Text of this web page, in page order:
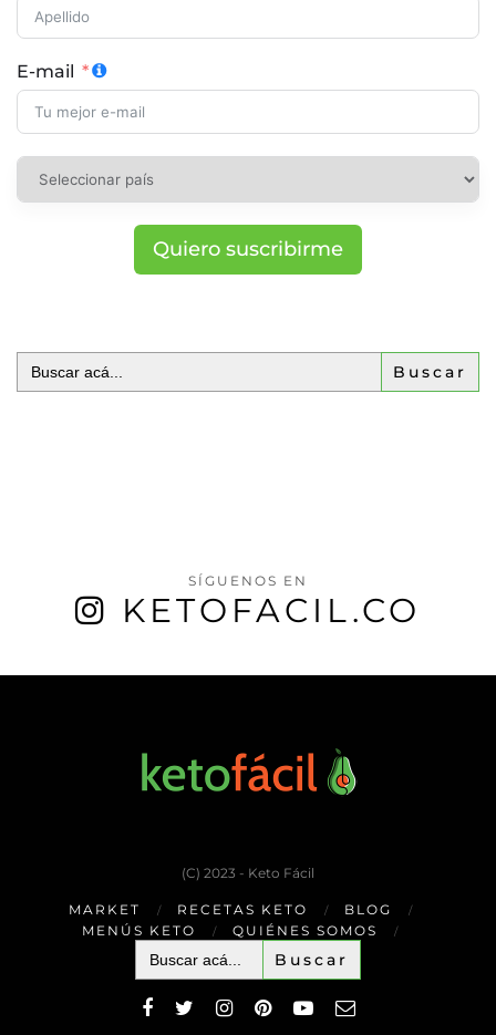
E-mail
Quiero suscribirme
Buscar:
SÍGUENOS EN
KETOFACIL.CO
(C) 2023 - Keto Fácil
MARKET RECETAS KETO
BLOG
MENÚS KETO
QUIÉNES SOMOS
Buscar: